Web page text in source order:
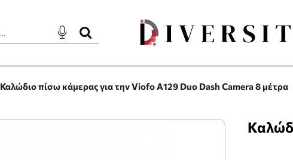
Καλώδιο πίσω κάμερας για την Viofo A129 Duo Dash Camera 8 μέτρα